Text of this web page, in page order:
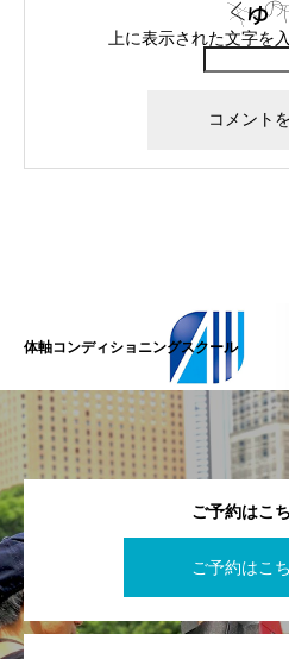
上に表示された文字を
体軸コンディショニングスクール
ご予約はこ
ご予約はこ